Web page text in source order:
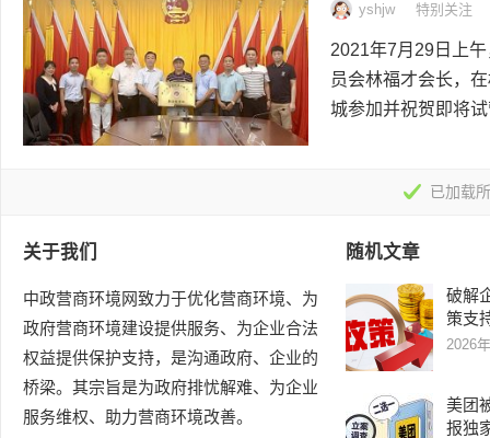
yshjw 特别关注
2021年7月29日上
员会林福才会长，
城参加并祝贺即将
已加载
关于我们
中政营商环境网致力于优化营商环境、为
政府营商环境建设提供服务、为企业合法
权益提供保护支持，是沟通政府、企业的
桥梁。其宗旨是为政府排忧解难、为企业
服务维权、助力营商环境改善。
随机文章
破解
策支
2026
美团
报独